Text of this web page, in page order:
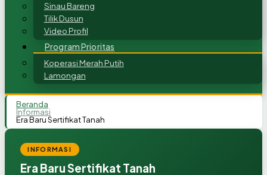
Sinau Bareng
Tilik Dusun
Video Profil
Program Prioritas
Koperasi Merah Putih
Lamongan
Beranda
Informasi
Era Baru Sertifikat Tanah
INFORMASI
Era Baru Sertifikat Tanah